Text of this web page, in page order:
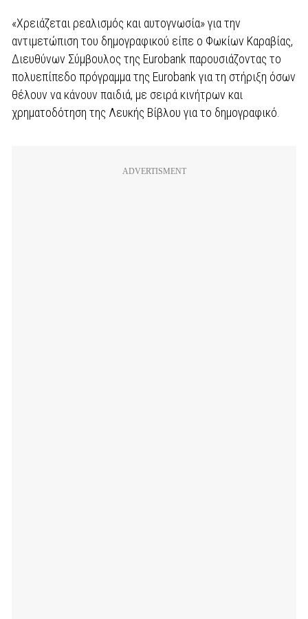
«Χρειάζεται ρεαλισμός και αυτογνωσία» για την
αντιμετώπιση του δημογραφικού είπε ο Φωκίων Καραβίας,
Διευθύνων Σύμβουλος της Eurobank παρουσιάζοντας το
πολυεπίπεδο πρόγραμμα της Eurobank για τη στήριξη όσων
θέλουν να κάνουν παιδιά, με σειρά κινήτρων και
χρηματοδότηση της Λευκής Βίβλου για το δημογραφικό.